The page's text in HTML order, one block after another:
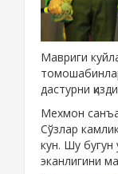
Мавриги
дастурни
Мехмон
Сўзлар
кун. Шу бугун
эканлигини